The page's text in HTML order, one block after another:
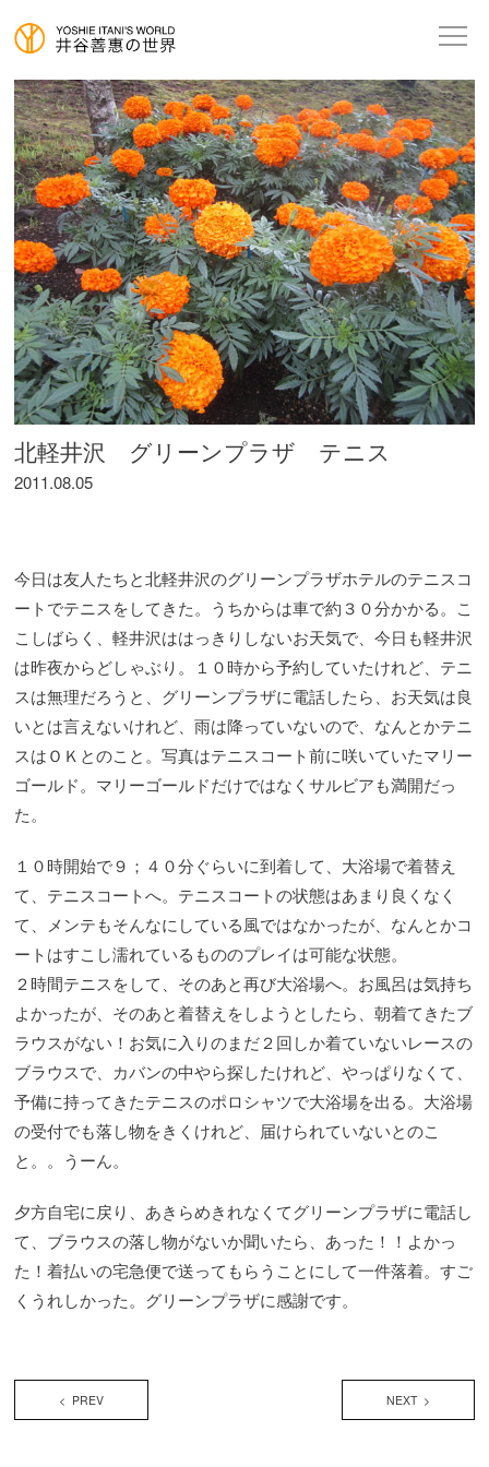
北軽井沢 グリーンプラザ テニス
2011.08.05
今日は友人たちと北軽井沢のグリーンプラザホテルのテニスコ
ートでテニスをしてきた。うちからは車で約３０分かかる。こ
こしばらく、軽井沢ははっきりしないお天気で、今日も軽井沢
は昨夜からどしゃぶり。１０時から予約していたけれど、テニ
スは無理だろうと、グリーンプラザに電話したら、お天気は良
いとは言えないけれど、雨は降っていないので、なんとかテニ
スはＯＫとのこと。写真はテニスコート前に咲いていたマリー
ゴールド。マリーゴールドだけではなくサルビアも満開だっ
た。
１０時開始で９；４０分ぐらいに到着して、大浴場で着替え
て、テニスコートへ。テニスコートの状態はあまり良くなく
て、メンテもそんなにしている風ではなかったが、なんとかコ
ートはすこし濡れているもののプレイは可能な状態。
２時間テニスをして、そのあと再び大浴場へ。お風呂は気持ち
よかったが、そのあと着替えをしようとしたら、朝着てきたブ
ラウスがない！お気に入りのまだ２回しか着ていないレースの
ブラウスで、カバンの中やら探したけれど、やっぱりなくて、
予備に持ってきたテニスのポロシャツで大浴場を出る。大浴場
の受付でも落し物をきくけれど、届けられていないとのこ
と。。うーん。
夕方自宅に戻り、あきらめきれなくてグリーンプラザに電話し
て、ブラウスの落し物がないか聞いたら、あった！！よかっ
た！着払いの宅急便で送ってもらうことにして一件落着。すご
くうれしかった。グリーンプラザに感謝です。
< PREV NEXT >